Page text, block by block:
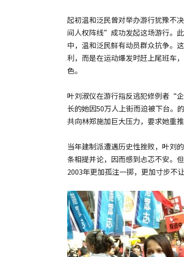
起初温和泛民曾对举办游行犹豫
间人权阵线”成功发起这场游行。
中，温和泛民鲜有动员群众抗争。
利，而是在运动爆发时赶上尾班车
色。
叶刘淑仪在游行指反逃犯修例者“
长的她因50万人上街而迫被下台。
共向林郑施加巨大压力，要求她重
当年建制派遭遇历史性挫败，叶刘
条相提并论，因而感到忐忑不安。
2003年更加孤注一掷，更加寸步不让